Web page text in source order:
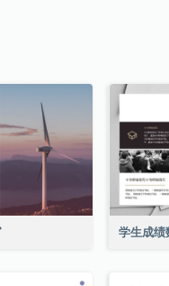
学生成绩